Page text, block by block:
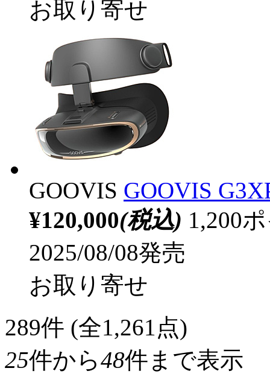
お取り寄せ
GOOVIS GOOVIS
¥120,000(税込) 1,200
2025/08/08発売
お取り寄せ
289件 (全1,261点)
25件から48件まで表示